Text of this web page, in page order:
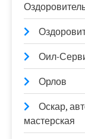
Оил-
Орлов
Оскар,
мастерская